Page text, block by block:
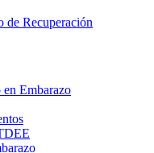
de Recuperación
en Embarazo